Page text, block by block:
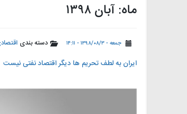
ماه: آبان ۱۳۹۸
جمعه - ۱۳۹۸/۰۸/۳ - ۱۴:۱۱ دسته بندی
️ایران به لطف تحریم ها دیگر اقتصاد نفتی نیست